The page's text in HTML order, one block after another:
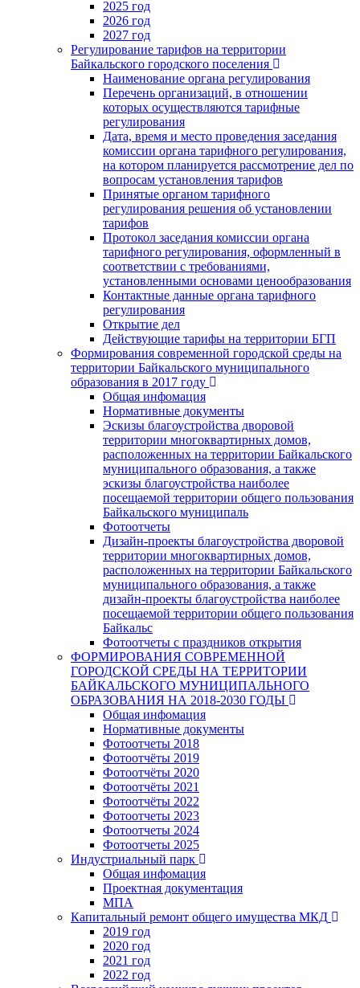
2025 год
2026 год
2027 год
Регулирование тарифов на территории
Байкальского городского поселения
Наименование органа регулирования
Перечень организаций, в отношении
которых осуществляются тарифные
регулирования
Дата, время и место проведения заседания
комиссии органа тарифного регулирования,
на котором планируется рассмотрение дел по
вопросам установления тарифов
Принятые органом тарифного
регулирования решения об установлении
тарифов
Протокол заседания комиссии органа
тарифного регулирования, оформленный в
соответствии с требованиями,
установленными основами ценообразования
Контактные данные органа тарифного
регулирования
Открытие дел
Действующие тарифы на территории БГП
Формирования современной городской среды на
территории Байкальского муниципального
образования в 2017 году
Общая инфомация
Нормативные документы
Эскизы благоустройства дворовой
территории многоквартирных домов,
расположенных на территории Байкальского
муниципального образования, а также
эскизы благоустройства наиболее
посещаемой территории общего пользования
Байкальского муниципаль
Фотоотчеты
Дизайн-проекты благоустройства дворовой
территории многоквартирных домов,
расположенных на территории Байкальского
муниципального образования, а также
дизайн-проекты благоустройства наиболее
посещаемой территории общего пользования
Байкальс
Фотоотчеты с праздников открытия
ФОРМИРОВАНИЯ СОВРЕМЕННОЙ
ГОРОДСКОЙ СРЕДЫ НА ТЕРРИТОРИИ
БАЙКАЛЬСКОГО МУНИЦИПАЛЬНОГО
ОБРАЗОВАНИЯ НА 2018-2030 ГОДЫ
Общая инфомация
Нормативные документы
Фотоотчеты 2018
Фотоотчёты 2019
Фотоотчёты 2020
Фотоотчёты 2021
Фотоотчёты 2022
Фотоотчеты 2023
Фотоотчеты 2024
Фотоотчеты 2025
Индустриальный парк
Общая инфомация
Проектная документация
МПА
Капитальный ремонт общего имущества МКД
2019 год
2020 год
2021 год
2022 год